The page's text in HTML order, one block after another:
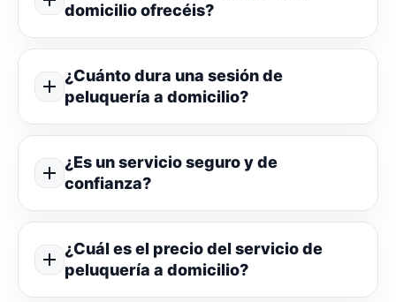
domicilio ofrecéis?
¿Cuánto dura una sesión de
peluquería a domicilio?
¿Es un servicio seguro y de
confianza?
¿Cuál es el precio del servicio de
peluquería a domicilio?